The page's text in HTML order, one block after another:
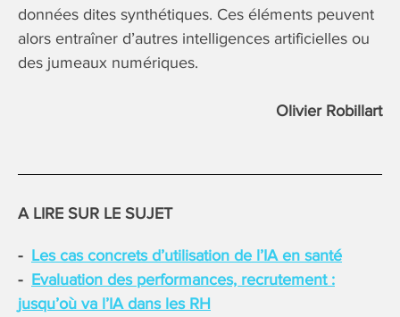
données dites synthétiques. Ces éléments peuvent
alors entraîner d’autres intelligences artificielles ou
des jumeaux numériques.
Olivier Robillart
A LIRE SUR LE SUJET
Les cas concrets d’utilisation de l’IA en santé
Evaluation des performances, recrutement :
jusqu’où va l’IA dans les RH